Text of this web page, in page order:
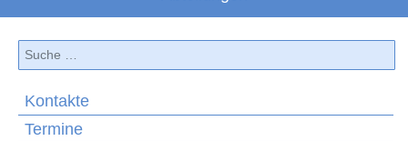
Suchen
Kontakte
Termine